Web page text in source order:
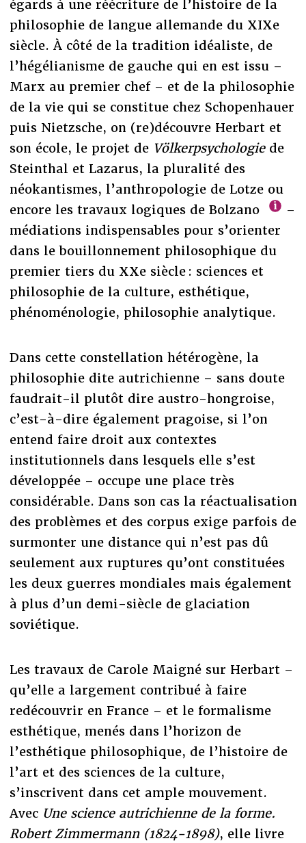
égards à une réécriture de l’histoire de la
philosophie de langue allemande du XIXe
siècle. À côté de la tradition idéaliste, de
l’hégélianisme de gauche qui en est issu –
Marx au premier chef – et de la philosophie
de la vie qui se constitue chez Schopenhauer
puis Nietzsche, on (re)découvre Herbart et
son école, le projet de Völkerpsychologiede
Steinthal et Lazarus, la pluralité des
néokantismes, l’anthropologie de Lotze ou
encore les travaux logiques de Bolzano
–
médiations indispensables pour s’orienter
dans le bouillonnement philosophique du
premier tiers du XXe siècle : sciences et
philosophie de la culture, esthétique,
phénoménologie, philosophie analytique.
Dans cette constellation hétérogène, la
philosophie dite autrichienne – sans doute
faudrait-il plutôt dire austro-hongroise,
c’est-à-dire également pragoise, si l’on
entend faire droit aux contextes
institutionnels dans lesquels elle s’est
développée – occupe une place très
considérable. Dans son cas la réactualisation
des problèmes et des corpus exige parfois de
surmonter une distance qui n’est pas dû
seulement aux ruptures qu’ont constituées
les deux guerres mondiales mais également
à plus d’un demi-siècle de glaciation
soviétique.
Les travaux de Carole Maigné sur Herbart –
qu’elle a largement contribué à faire
redécouvrir en France – et le formalisme
esthétique, menés dans l’horizon de
l’esthétique philosophique, de l’histoire de
l’art et des sciences de la culture,
s’inscrivent dans cet ample mouvement.
Avec Une science autrichienne de la forme.
Robert Zimmermann (1824-1898), elle livre